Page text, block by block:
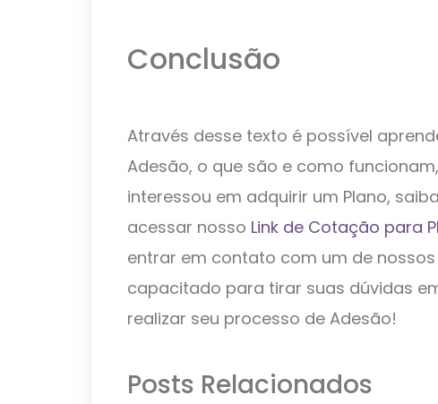
Conclusão
Através desse texto é possível
Adesão, o que são e como
interessou em adquirir um Plano,
acessar nosso Link de Cotação para
entrar em contato com um de
capacitado para tirar suas dúvidas
realizar seu processo de Adesão!
Posts Relacionados